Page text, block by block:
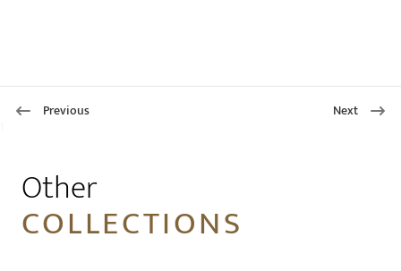
Previous Next
Other
COLLECTIONS